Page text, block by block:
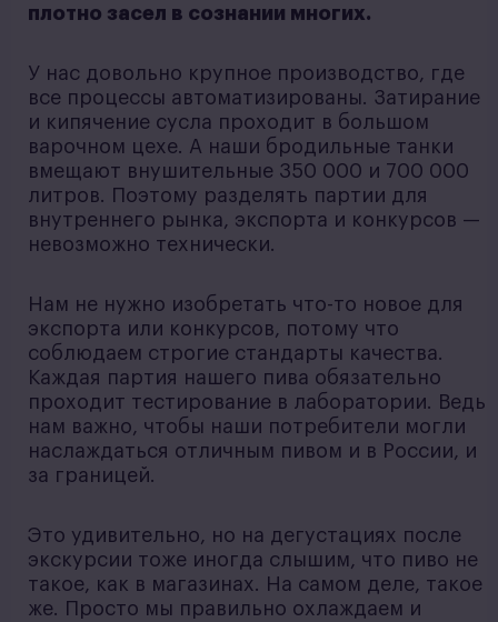
плотно засел в сознании многих.
У нас довольно крупное производство, где
все процессы автоматизированы. Затирание
и кипячение сусла проходит в большом
варочном цехе. А наши бродильные танки
вмещают внушительные 350 000 и 700 000
литров. Поэтому разделять партии для
внутреннего рынка, экспорта и конкурсов —
невозможно технически.
Нам не нужно изобретать что-то новое для
экспорта или конкурсов, потому что
соблюдаем строгие стандарты качества.
Каждая партия нашего пива обязательно
проходит тестирование в лаборатории. Ведь
нам важно, чтобы наши потребители могли
наслаждаться отличным пивом и в России, и
за границей.
Это удивительно, но на дегустациях после
экскурсии тоже иногда слышим, что пиво не
такое, как в магазинах. На самом деле, такое
же. Просто мы правильно охлаждаем и